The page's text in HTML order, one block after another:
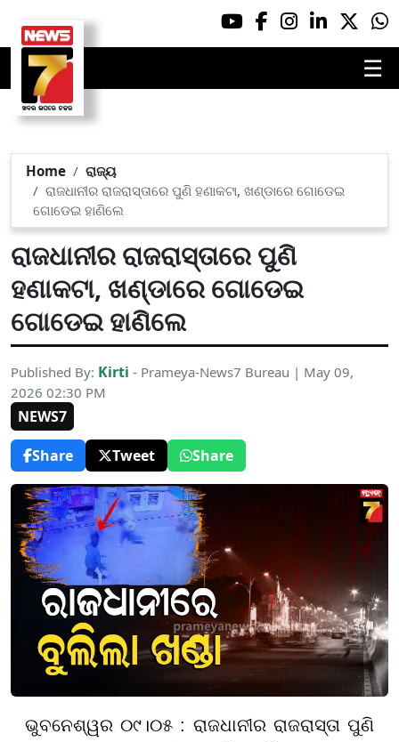
☰
Home
ରାଜ୍ୟ
ରାଜଧାନୀର ରାଜରାସ୍ତାରେ ପୁଣି ହଣାକଟା, ଖଣ୍ଡାରେ ଗୋଡେଇ
ଗୋଡେଇ ହାଣିଲେ
ରାଜଧାନୀର ରାଜରାସ୍ତାରେ ପୁଣି
ହଣାକଟା, ଖଣ୍ଡାରେ ଗୋଡେଇ
ଗୋଡେଇ ହାଣିଲେ
Published By: Kirti - Prameya-News7 Bureau | May 09,
2026 02:30 PM
NEWS7
Share
Tweet Share
ଭୁବନେଶ୍ୱର ୦୯।୦୫ : ରାଜଧାନୀର ରାଜରାସ୍ତା ପୁଣି